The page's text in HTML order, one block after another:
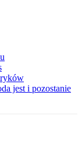
jest i pozostanie